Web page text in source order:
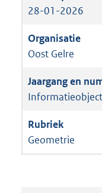
28-01-2026
Oost Gelre
Geometrie